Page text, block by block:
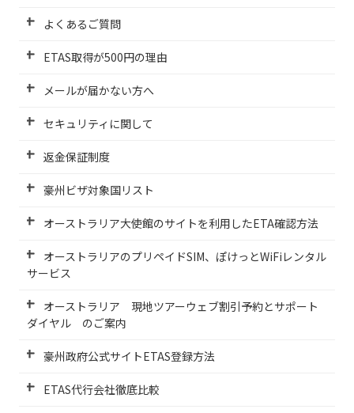
よくあるご質問
ETAS取得が500円の理由
メールが届かない方へ
セキュリティに関して
返金保証制度
豪州ビザ対象国リスト
オーストラリア大使館のサイトを利用したETA確認方法
オーストラリアのプリペイドSIM、ぽけっとWiFiレンタル
サービス
オーストラリア 現地ツアーウェブ割引予約とサポート
ダイヤル のご案内
豪州政府公式サイトETAS登録方法
ETAS代行会社徹底比較